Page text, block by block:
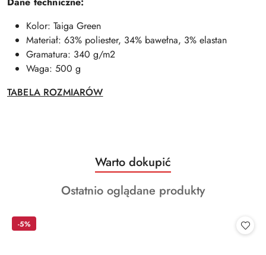
Kolor: Taiga Green
Materiał: 63% poliester, 34% bawełna, 3% elastan
Gramatura: 340 g/m2
Waga: 500 g
TABELA ROZMIARÓW
Pomiń karuzelę produktów
Produkty
o
statusie:
Warto dokupić
Produkty
Ostatnio oglądane produkty
-5%